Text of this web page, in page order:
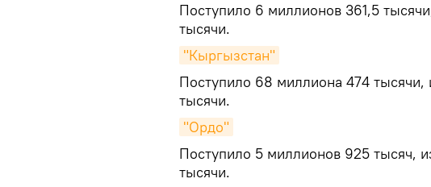
Поступило 6 миллионов 361,5
тысячи.
"Кыргызстан"
Поступило 68 миллиона 474 тысячи,
тысячи.
"Ордо"
Поступило 5 миллионов 925 тысяч,
тысячи.